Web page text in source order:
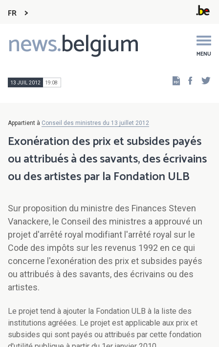
FR
news.belgium MENU
Main
navigation
13 JUIL 2012 19:08
Appartient à Conseil des ministres du 13 juillet 2012
Exonération des prix et subsides payés
ou attribués à des savants, des écrivains
ou des artistes par la Fondation ULB
Sur proposition du ministre des Finances Steven
Vanackere, le Conseil des ministres a approuvé un
projet d'arrêté royal modifiant l'arrêté royal sur le
Code des impôts sur les revenus 1992 en ce qui
concerne l'exonération des prix et subsides payés
ou attribués à des savants, des écrivains ou des
artistes.
Le projet tend à ajouter la Fondation ULB à la liste des
institutions agréées. Le projet est applicable aux prix et
subsides qui sont payés ou attribués par cette fondation